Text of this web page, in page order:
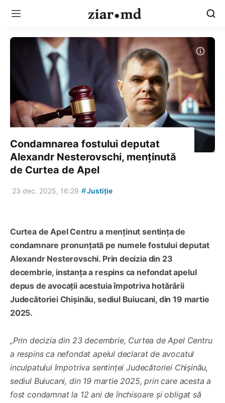
Condamnarea fostului deputat
Alexandr Nesterovschi, menținută
de Curtea de Apel
23 dec. 2025, 16:29 #Justiție
Curtea de Apel Centru a menținut sentința de
condamnare pronunțată pe numele fostului deputat
Alexandr Nesterovschi. Prin decizia din 23
decembrie, instanța a respins ca nefondat apelul
depus de avocații acestuia împotriva hotărârii
Judecătoriei Chișinău, sediul Buiucani, din 19 martie
2025.
„Prin decizia din 23 decembrie, Curtea de Apel Centru
a respins ca nefondat apelul declarat de avocatul
inculpatului împotriva sentinței Judecătoriei Chișinău,
sediul Buiucani, din 19 martie 2025, prin care acesta a
fost condamnat la 12 ani de închisoare și obligat să